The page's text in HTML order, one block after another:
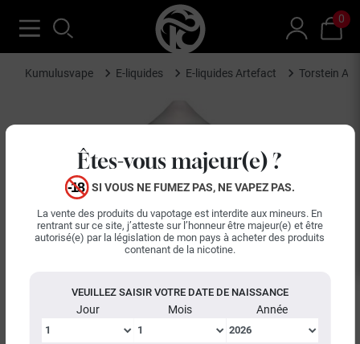
Êtes-vous majeur(e) ?
SI VOUS NE FUMEZ PAS, NE VAPEZ PAS.
La vente des produits du vapotage est interdite aux mineurs. En
rentrant sur ce site, j’atteste sur l’honneur être majeur(e) et être
autorisé(e) par la législation de mon pays à acheter des produits
contenant de la nicotine.
VEUILLEZ SAISIR VOTRE DATE DE NAISSANCE
Jour Mois Année
0
Kumulusvape E-liquides E-liquides Artefact Torstein